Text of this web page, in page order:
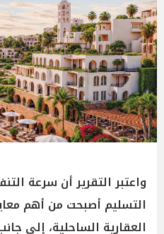
واعتبر التقرير أن سرعة
التسليم أصبحت من أهم
العقارية الساحلية، إلى